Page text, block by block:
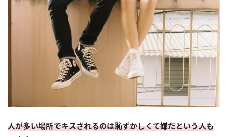
人が多い場所でキスされるのは恥ずかしくて嫌だという人も